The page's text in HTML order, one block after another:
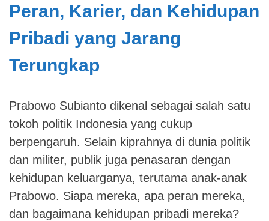
Peran, Karier, dan Kehidupan
Pribadi yang Jarang
Terungkap
Prabowo Subianto dikenal sebagai salah satu
tokoh politik Indonesia yang cukup
berpengaruh. Selain kiprahnya di dunia politik
dan militer, publik juga penasaran dengan
kehidupan keluarganya, terutama anak-anak
Prabowo. Siapa mereka, apa peran mereka,
dan bagaimana kehidupan pribadi mereka?